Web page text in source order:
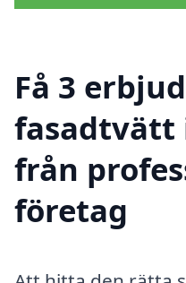
Få 3
fasadtvätt
från
företag